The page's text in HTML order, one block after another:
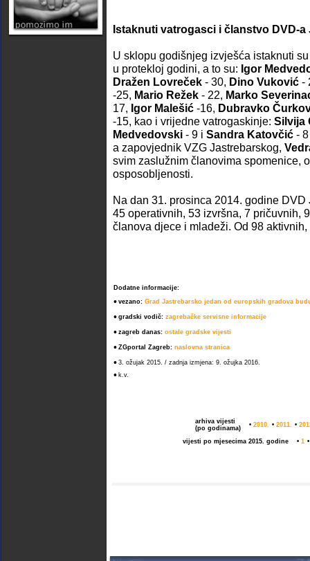
Istaknuti vatrogasci i članstvo DVD-
U sklopu godišnjeg izvješća istaknuti
u protekloj godini, a to su: Igor
Dražen Lovreček - 30, Dino Vuković -
-25, Mario Režek - 22, Marko
17, Igor Malešić -16, Dubravko
-15, kao i vrijedne vatrogaskinje: Silvija
Medvedovski - 9 i Sandra Katovčić -
a zapovjednik VZG Jastrebarskog,
svim zaslužnim članovima spomenice,
osposobljenosti.
Na dan 31. prosinca 2014. godine
45 operativnih, 53 izvršna, 7 pričuvnih,
članova djece i mladeži. Od 98
Dodatne informacije:
• vezano: Grad Jastrebarsko jedan od europskih gradova
• gradski vodič: zagrebačke servisne informacije
• zagreb danas: ostale gradske vijesti
• ZGportal Zagreb: naslovna stranica
• 3. ožujak 2015. / zadnja izmjena: 9. ožujka 2016.
• k.v.
arhiva vijesti
(po godinama)
• 2010. • 2011. •
vijesti po mjesecima 2015. godine • 1